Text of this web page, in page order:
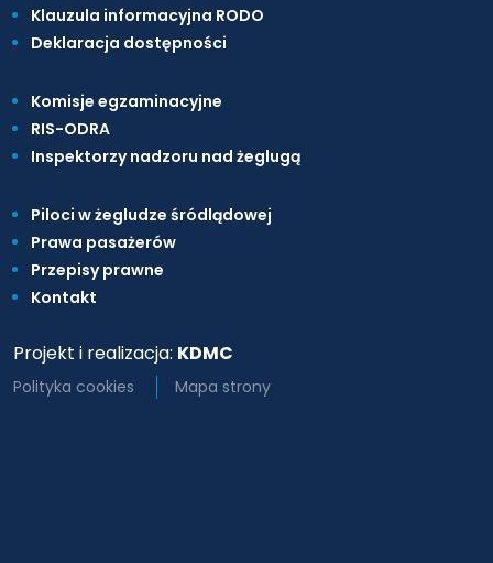
Klauzula informacyjna RODO
Deklaracja dostępności
Komisje egzaminacyjne
RIS-ODRA
Inspektorzy nadzoru nad żeglugą
Piloci w żegludze śródlądowej
Prawa pasażerów
Przepisy prawne
Kontakt
Projekt i realizacja: KDMC
Polityka cookies Mapa strony